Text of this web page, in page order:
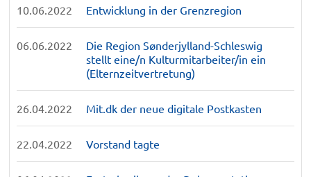
10.06.2022 Entwicklung in der Grenzregion
06.06.2022
Die Region Sønderjylland-Schleswig
stellt eine/n Kulturmitarbeiter/in ein
(Elternzeitvertretung)
26.04.2022 Mit.dk der neue digitale Postkasten
22.04.2022 Vorstand tagte